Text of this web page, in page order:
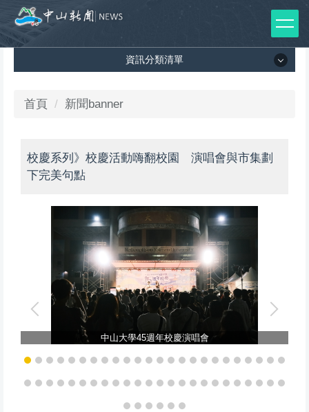
到
主
資訊分類清單
資訊分類清單
媒體報導
首頁 新聞banner
校慶系列》校慶活動嗨翻校園 演唱會與市集劃
下完美句點
中山大學45週年校慶演唱會